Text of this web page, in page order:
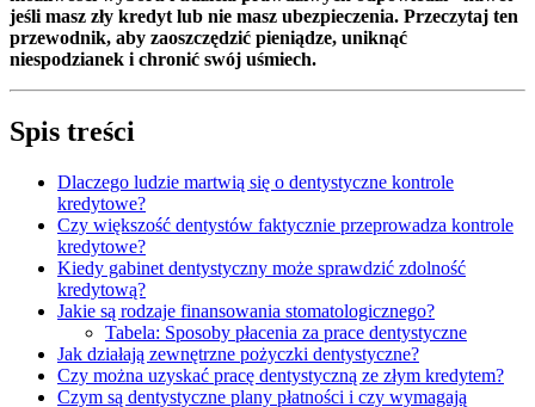
jeśli masz zły kredyt lub nie masz ubezpieczenia. Przeczytaj ten
przewodnik, aby zaoszczędzić pieniądze, uniknąć
niespodzianek i chronić swój uśmiech.
Spis treści
Dlaczego ludzie martwią się o dentystyczne kontrole
kredytowe?
Czy większość dentystów faktycznie przeprowadza kontrole
kredytowe?
Kiedy gabinet dentystyczny może sprawdzić zdolność
kredytową?
Jakie są rodzaje finansowania stomatologicznego?
Tabela: Sposoby płacenia za prace dentystyczne
Jak działają zewnętrzne pożyczki dentystyczne?
Czy można uzyskać pracę dentystyczną ze złym kredytem?
Czym są dentystyczne plany płatności i czy wymagają